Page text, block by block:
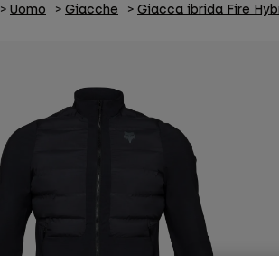
Uomo Giacche Giacca ibrida Fire